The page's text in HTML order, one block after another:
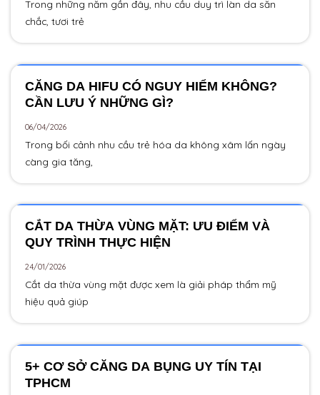
Trong những năm gần đây, nhu cầu duy trì làn da săn
chắc, tươi trẻ
CĂNG DA HIFU CÓ NGUY HIỂM KHÔNG?
CẦN LƯU Ý NHỮNG GÌ?
06/04/2026
Trong bối cảnh nhu cầu trẻ hóa da không xâm lấn ngày
càng gia tăng,
CẮT DA THỪA VÙNG MẶT: ƯU ĐIỂM VÀ
QUY TRÌNH THỰC HIỆN
24/01/2026
Cắt da thừa vùng mặt được xem là giải pháp thẩm mỹ
hiệu quả giúp
5+ CƠ SỞ CĂNG DA BỤNG UY TÍN TẠI
TPHCM